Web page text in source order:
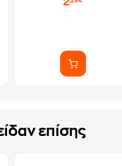
επίσης